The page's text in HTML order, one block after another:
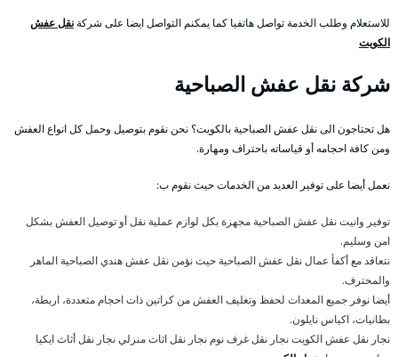
للاستعلام وطلب الخدمة تواصل هاتفيا كما يمكنم التواصل ايضا على شركةنقل عفش
الكويت
شركة نقل عفش الصباحية
هل تحتاجون الى نقل عفش الصباحية بالكويت؟ نحن نقوم بتوصيل وحمل كل انواع العفش
ومن كافة احجامه أو قياساته باحتراف ومهارة.
نعمل أيضا على توفير العديد من الخدمات حيث نقوم ب:
توفير وانيت نقل عفش الصباحية مجهزة بكل لوازم عملية نقل أو توصيل العفش بشكل
امن وسليم.
نتعاقد مع أكفأ عمال نقل عفش الصباحية حيث نؤمن نقل عفش هندي الصباحية الماهر
والمحترف.
أيضا نوفر جميع المعدات لحفظ وتغليف العفش من كراتين ذات احجام متعددة، اربطة،
بطانيات، اكياس نايلون.
نجار نقل عفش الكويت نجار نقل غرف نوم نجار نقل اثاث منزلي نجار نقل أثاث ايكيا